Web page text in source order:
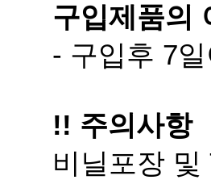
구입제품의
- 구입후 7
!! 주의사항